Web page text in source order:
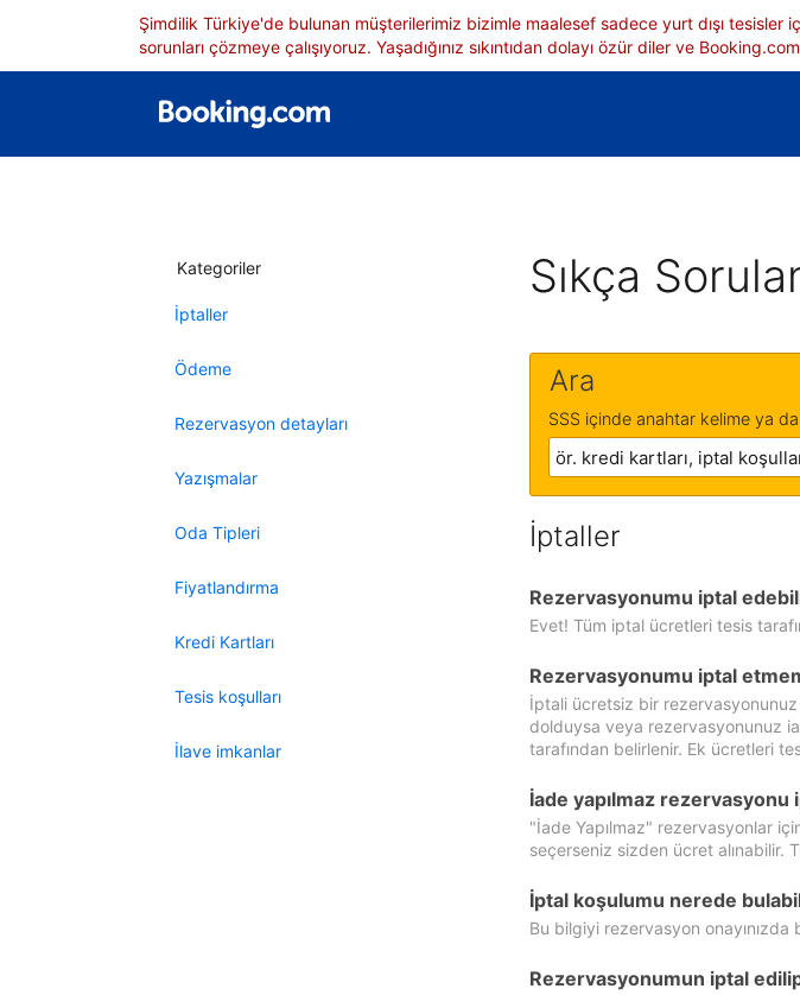
Şimdilik Türkiye'de bulunan müşterilerimiz bizimle maalesef sadece yurt dışı
sorunları çözmeye çalışıyoruz. Yaşadığınız sıkıntıdan dolayı özür diler ve
Kategoriler
İptaller
Ödeme
Rezervasyon detayları
Yazışmalar
Oda Tipleri
Fiyatlandırma
Kredi Kartları
Tesis koşulları
İlave imkanlar
Sıkça
Ara
SSS içinde anahtar kelime ya da
İptaller
Rezervasyonumu iptal
Evet! Tüm iptal ücretleri tesis
Rezervasyonumu iptal
İptali ücretsiz bir
dolduysa veya rezervasyonunuz
tarafından belirlenir. Ek ücretleri
İade yapılmaz
"İade Yapılmaz" rezervasyonlar
seçerseniz sizden ücret alınabilir.
İptal koşulumu nerede
Bu bilgiyi rezervasyon onayınızda
Rezervasyonumun iptal